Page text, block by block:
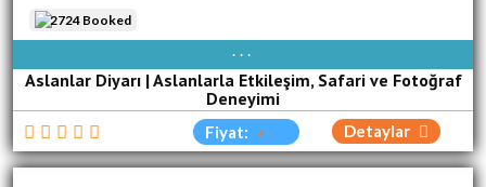
AVAIBLE EVERY DAY
Aslanlar Diyarı | Aslanlarla Etkileşim, Safari ve Fotoğraf
Deneyimi
2724 Booked
Fiyat: Detaylar